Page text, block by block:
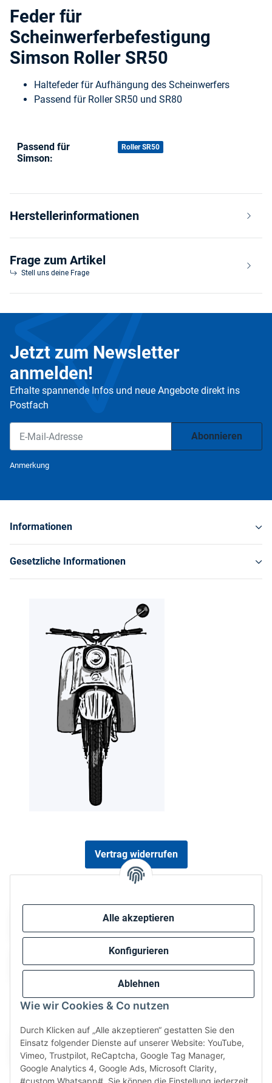
Alle akzeptieren
Konfigurieren
Ablehnen
Wie wir Cookies & Co nutzen
Durch Klicken auf „Alle akzeptieren“ gestatten Sie den
Einsatz folgender Dienste auf unserer Website: YouTube,
Vimeo, Trustpilot, ReCaptcha, Google Tag Manager,
Google Analytics 4, Google Ads, Microsoft Clarity,
#custom.Whatsapp#. Sie können die Einstellung jederzeit
Feder für
Scheinwerferbefestigung
Simson Roller SR50
Haltefeder für Aufhängung des Scheinwerfers
Passend für Roller SR50 und SR80
Produkteigenschaft
Wert
Passend für
Simson:
Roller SR50
Herstellerinformationen
Frage zum Artikel
Stell uns deine Frage
Jetzt zum Newsletter
anmelden!
Erhalte spannende Infos und neue Angebote direkt ins
Postfach
Abonnieren
Anmerkung
Informationen
Gesetzliche Informationen
Vertrag widerrufen
Wir versenden via: